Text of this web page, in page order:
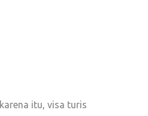
itu, visa turis